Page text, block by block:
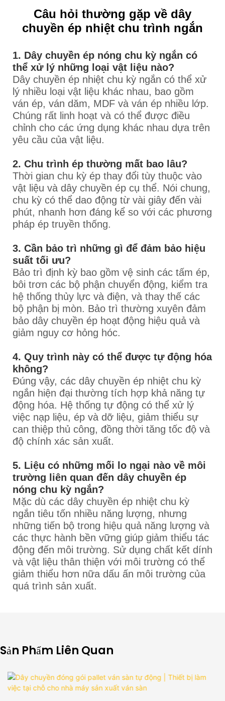
Câu hỏi thường gặp về dây
chuyền ép nhiệt chu trình ngắn
1. Dây chuyền ép nóng chu kỳ ngắn có
thể xử lý những loại vật liệu nào?
Dây chuyền ép nhiệt chu kỳ ngắn có thể xử
lý nhiều loại vật liệu khác nhau, bao gồm
ván ép, ván dăm, MDF và ván ép nhiều lớp.
Chúng rất linh hoạt và có thể được điều
chỉnh cho các ứng dụng khác nhau dựa trên
yêu cầu của vật liệu.
2. Chu trình ép thường mất bao lâu?
Thời gian chu kỳ ép thay đổi tùy thuộc vào
vật liệu và dây chuyền ép cụ thể. Nói chung,
chu kỳ có thể dao động từ vài giây đến vài
phút, nhanh hơn đáng kể so với các phương
pháp ép truyền thống.
3. Cần bảo trì những gì để đảm bảo hiệu
suất tối ưu?
Bảo trì định kỳ bao gồm vệ sinh các tấm ép,
bôi trơn các bộ phận chuyển động, kiểm tra
hệ thống thủy lực và điện, và thay thế các
bộ phận bị mòn. Bảo trì thường xuyên đảm
bảo dây chuyền ép hoạt động hiệu quả và
giảm nguy cơ hỏng hóc.
4. Quy trình này có thể được tự động hóa
không?
Đúng vậy, các dây chuyền ép nhiệt chu kỳ
ngắn hiện đại thường tích hợp khả năng tự
động hóa. Hệ thống tự động có thể xử lý
việc nạp liệu, ép và dỡ liệu, giảm thiểu sự
can thiệp thủ công, đồng thời tăng tốc độ và
độ chính xác sản xuất.
5. Liệu có những mối lo ngại nào về môi
trường liên quan đến dây chuyền ép
nóng chu kỳ ngắn?
Mặc dù các dây chuyền ép nhiệt chu kỳ
ngắn tiêu tốn nhiều năng lượng, nhưng
những tiến bộ trong hiệu quả năng lượng và
các thực hành bền vững giúp giảm thiểu tác
động đến môi trường. Sử dụng chất kết dính
và vật liệu thân thiện với môi trường có thể
giảm thiểu hơn nữa dấu ấn môi trường của
quá trình sản xuất.
Sản Phẩm Liên Quan